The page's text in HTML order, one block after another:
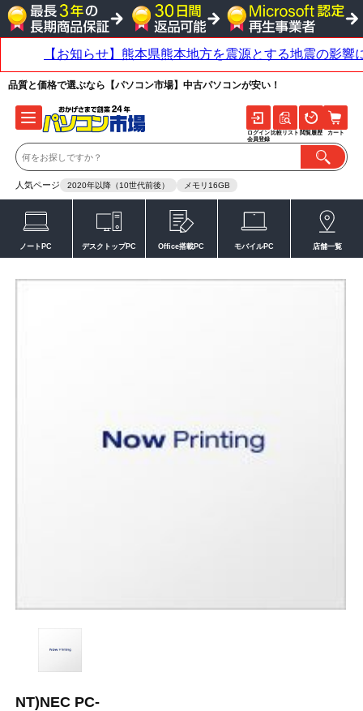
品質と価格で選ぶなら【パソコン市場】中古パソコンが安い！
人気ページ 2020年以降（10世代前後） メモリ16GB
ログイン
会員登録
比較リスト 閲覧履歴 カート
ノートPC デスクトップPC Office搭載PC モバイルPC 店舗一覧
NT)NEC PC-